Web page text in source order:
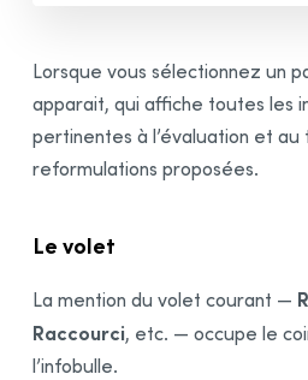
Guides linguistiques
Correction Express
Données personnalisées
Intégration à vos logiciels
Synchronisation
Lorsque vous sélectionnez un
apparait, qui affiche toutes les
pertinentes à l’évaluation et
reformulations proposées.
Le volet
La mention du volet courant —
Raccourci, etc. — occupe le
l’infobulle.